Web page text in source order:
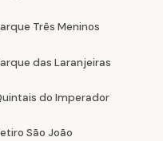
Três Meninos
das Laranjeiras
do Imperador
São João